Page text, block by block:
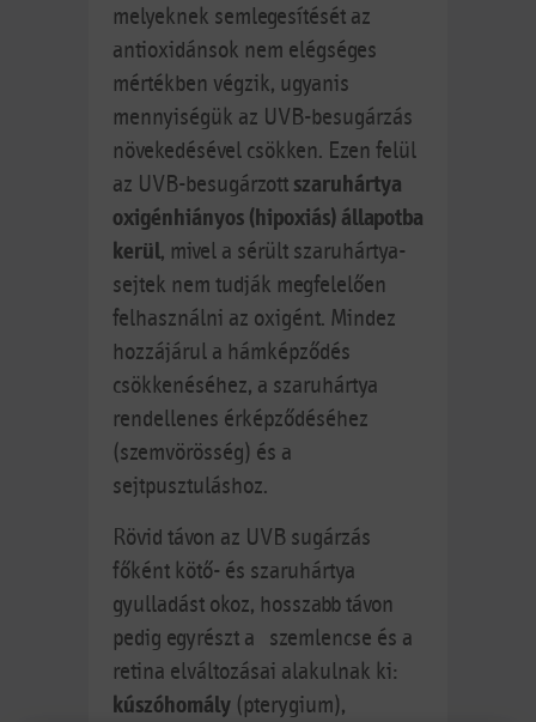
melyeknek semlegesítését az
antioxidánsok nem elégséges
mértékben végzik, ugyanis
mennyiségük az UVB-besugárzás
növekedésével csökken. Ezen felül
az UVB-besugárzott szaruhártya
oxigénhiányos (hipoxiás) állapotba
kerül, mivel a sérült szaruhártya-
sejtek nem tudják megfelelően
felhasználni az oxigént. Mindez
hozzájárul a hámképződés
csökkenéséhez, a szaruhártya
rendellenes érképződéséhez
(szemvörösség) és a
sejtpusztuláshoz.
Rövid távon az UVB sugárzás
főként kötő- és szaruhártya
gyulladást okoz, hosszabb távon
pedig egyrészt a szemlencse és a
retina elváltozásai alakulnak ki:
kúszóhomály (pterygium),